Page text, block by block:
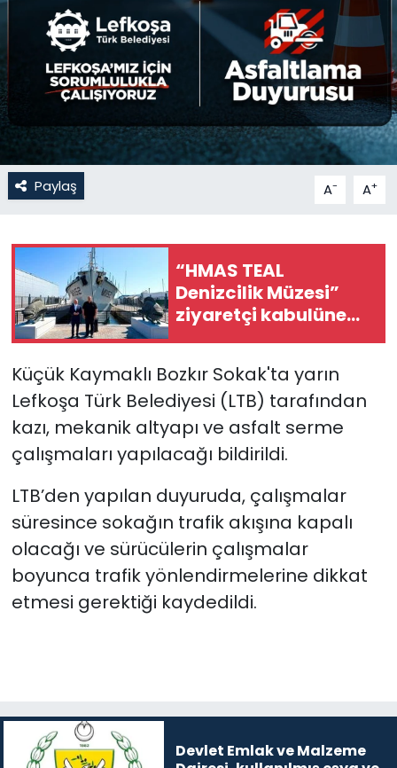
Paylaş A- A+
“HMAS TEAL
Denizcilik Müzesi”
ziyaretçi kabulüne
başladı
Küçük Kaymaklı Bozkır Sokak'ta yarın
Lefkoşa Türk Belediyesi (LTB) tarafından
kazı, mekanik altyapı ve asfalt serme
çalışmaları yapılacağı bildirildi.
LTB’den yapılan duyuruda, çalışmalar
süresince sokağın trafik akışına kapalı
olacağı ve sürücülerin çalışmalar
boyunca trafik yönlendirmelerine dikkat
etmesi gerektiği kaydedildi.
Devlet Emlak ve Malzeme
Gündem
KKTC
KKTC YEREL SEÇİM 2018
Kültür Sanat
Moda
Nöbetçi Eczaneler
Otomobil Dünyası
Politika
SAĞLIK
Spor
Teknoloji
TÜRKiYE
Video Galeri